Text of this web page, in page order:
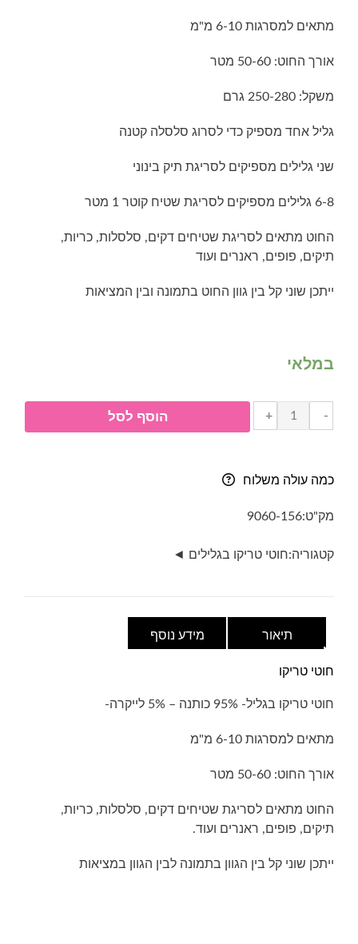
מתאים למסרגות 6-10 מ"מ
אורך החוט: 50-60 מטר
משקל: 250-280 גרם
גליל אחד מספיק כדי לסרוג סלסלה קטנה
שני גלילים מספיקים לסריגת תיק בינוני
6-8 גלילים מספיקים לסריגת שטיח קוטר 1 מטר
החוט מתאים לסריגת שטיחים דקים, סלסלות, כריות,
תיקים, פופים, ראנרים ועוד
ייתכן שוני קל בין גוון החוט בתמונה ובין המציאות
במלאי
-
כמות
של
בגליל-
+ הוסף לסל
כמה עולה משלוח
מק"ט:9060-156
קטגוריה:חוטי טריקו בגלילים ◄
תיאור מידע נוסף
חוטי טריקו
חוטי טריקו בגליל- 95% כותנה – 5% לייקרה-
מתאים למסרגות 6-10 מ"מ
אורך החוט: 50-60 מטר
החוט מתאים לסריגת שטיחים דקים, סלסלות, כריות,
תיקים, פופים, ראנרים ועוד.
ייתכן שוני קל בין הגוון בתמונה לבין הגוון במציאות